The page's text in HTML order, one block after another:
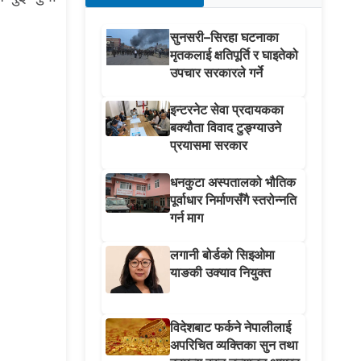
सुनसरी–सिरहा घटनाका
मृतकलाई क्षतिपूर्ति र घाइतेको
उपचार सरकारले गर्ने
इन्टरनेट सेवा प्रदायकका
बक्यौता विवाद टुङ्ग्याउने
प्रयासमा सरकार
धनकुटा अस्पतालको भौतिक
पूर्वाधार निर्माणसँगै स्तरोन्नति
गर्न माग
लगानी बोर्डको सिइओमा
याङकी उक्याव नियुक्त
विदेशबाट फर्कने नेपालीलाई
अपरिचित व्यक्तिका सुन तथा